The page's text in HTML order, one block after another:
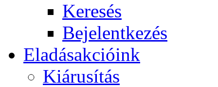
Keresés
Bejelentkezés
Eladásakcióink
Kiárusítás